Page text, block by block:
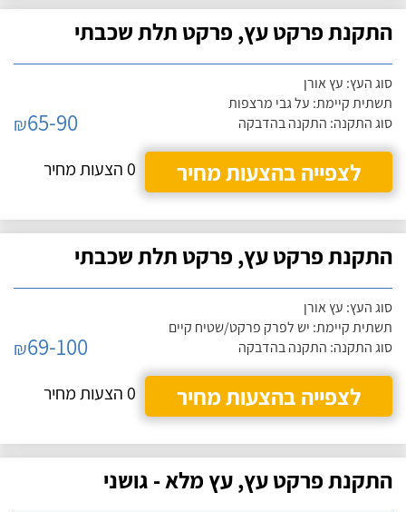
התקנת פרקט עץ, פרקט תלת שכבתי
סוג העץ: עץ אורן
תשתית קיימת: על גבי מרצפות
סוג התקנה: התקנה בהדבקה
₪65-90
לצפייה בהצעות מחיר
0 הצעות מחיר
התקנת פרקט עץ, פרקט תלת שכבתי
סוג העץ: עץ אורן
תשתית קיימת: יש לפרק פרקט/שטיח קיים
סוג התקנה: התקנה בהדבקה
₪69-100
לצפייה בהצעות מחיר
0 הצעות מחיר
התקנת פרקט עץ, עץ מלא - גושני